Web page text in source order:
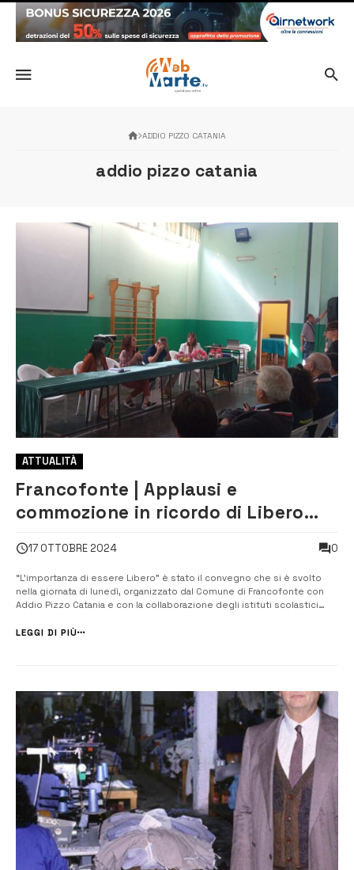
ADDIO PIZZO CATANIA
addio pizzo catania
ATTUALITÀ
Francofonte | Applausi e
commozione in ricordo di Libero
17 OTTOBRE 2024 0
“L’importanza di essere Libero” è stato il convegno che si è svolto
nella giornata di lunedì, organizzato dal Comune di Francofonte con
Addio Pizzo Catania e con la collaborazione degli istituti scolastici
primo si è svolto nell’auditorium del Polivalente e ha coinvolto gli a...
LEGGI DI PIÙ